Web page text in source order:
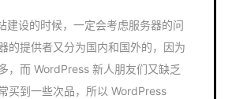
建设的时候，一定会考虑服务器的问
的提供者又分为国内和国外的，因为
，而 WordPress 新人朋友们又缺乏
买到一些次品，所以 WordPress